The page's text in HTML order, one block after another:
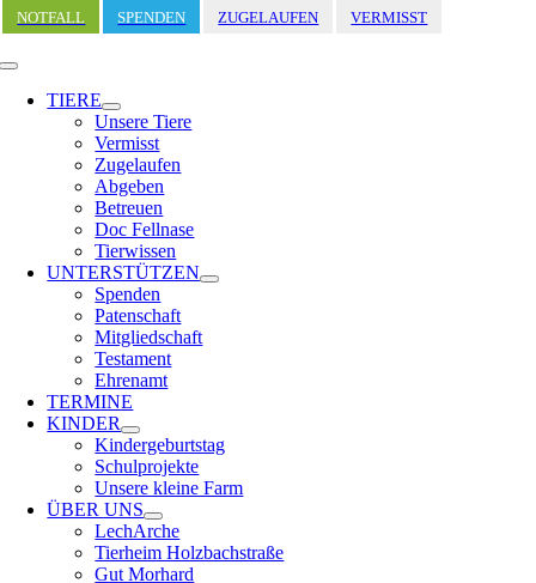
Zum
Inhalt
springen
NOTFALL SPENDEN ZUGELAUFEN VERMISST
Toggle
Navigation
TIERE
Unsere Tiere
Vermisst
Zugelaufen
Abgeben
Betreuen
Doc Fellnase
Tierwissen
UNTERSTÜTZEN
Spenden
Patenschaft
Mitgliedschaft
Testament
Ehrenamt
TERMINE
KINDER
Kindergeburtstag
Schulprojekte
Unsere kleine Farm
ÜBER UNS
LechArche
Tierheim Holzbachstraße
Gut Morhard